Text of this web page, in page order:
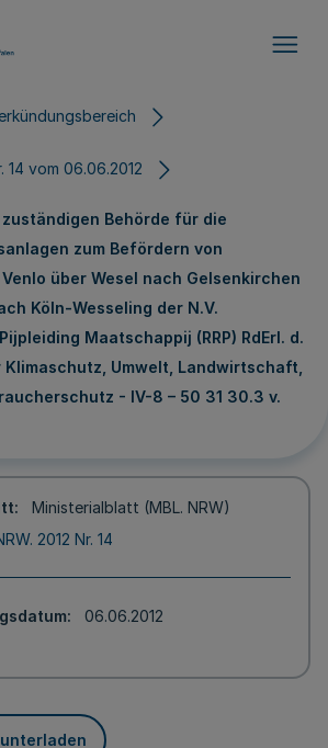
14 vom 06.06.2012
Behörde für die
zum Befördern von
über Wesel nach Gelsenkirchen
Köln-Wesseling der N.V.
Maatschappij (RRP) RdErl. d.
Umwelt, Landwirtschaft,
- IV-8 – 50 31 30.3 v.
Ministerialblatt (MBL. NRW)
2012 Nr. 14
06.06.2012